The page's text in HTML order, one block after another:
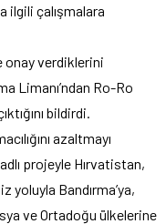
ilgili çalışmalara
onay verdiklerini
Limanı’ndan Ro-Ro
bildirdi.
azaltmayı
projeyle Hırvatistan,
yoluyla Bandırma’ya,
ve Ortadoğu ülkelerine